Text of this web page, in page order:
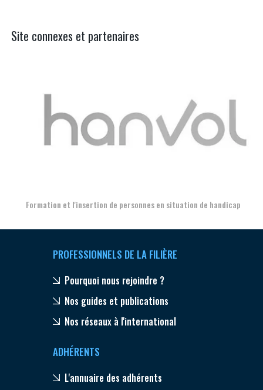
Site connexes et partenaires
Formation et l'insertion de personnes en situation de handicap
PROFESSIONNELS DE LA FILIÈRE
Pourquoi nous rejoindre ?
Nos guides et publications
Nos réseaux à l'international
ADHÉRENTS
L'annuaire des adhérents